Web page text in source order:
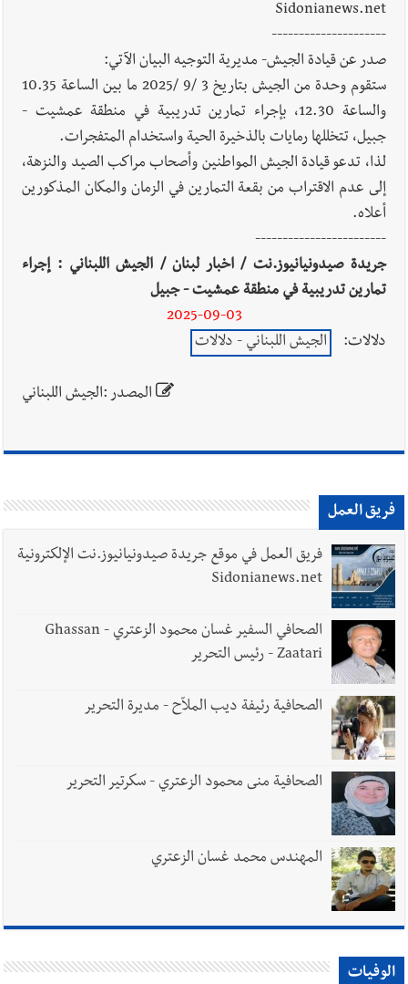
Sidonianews.net
---------------------
صدر عن قيادة الجيش- مديرية التوجيه البيان الآتي:
ستقوم وحدة من الجيش بتاريخ 3 /9 /2025 ما بين الساعة 10.35
والساعة 12.30، بإجراء تمارين تدريبية في منطقة عمشيت -
جبيل، تتخللها رمايات بالذخيرة الحية واستخدام المتفجرات.
لذا، تدعو قيادة الجيش المواطنين وأصحاب مراكب الصيد والنزهة،
إلى عدم الاقتراب من بقعة التمارين في الزمان والمكان المذكورين
أعلاه.
------------------------
جريدة صيدونيانيوز.نت / اخبار لبنان / الجيش اللبناني : إجراء
تمارين تدريبية في منطقة عمشيت - جبيل
2025-09-03
دلالات:
الجيش اللبناني - دلالات
المصدر :الجيش اللبناني
فريق العمل
فريق العمل في موقع جريدة صيدونيانيوز.نت الإلكترونية
Sidonianews.net
الصحافي السفير غسان محمود الزعتري - Ghassan
Zaatari - رئيس التحرير
الصحافية رئيفة ديب الملاّح - مديرة التحرير
الصحافية منى محمود الزعتري - سكرتير التحرير
المهندس محمد غسان الزعتري
الوفيات